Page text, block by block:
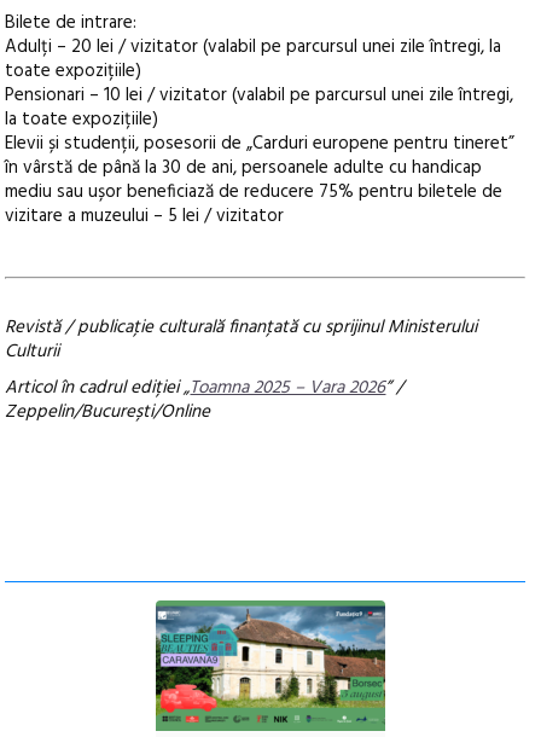
Bilete de intrare:
Adulți – 20 lei / vizitator (valabil pe parcursul unei zile întregi, la
toate expozițiile)
Pensionari – 10 lei / vizitator (valabil pe parcursul unei zile întregi,
la toate expozițiile)
Elevii și studenții, posesorii de „Carduri europene pentru tineret”
în vârstă de până la 30 de ani, persoanele adulte cu handicap
mediu sau ușor beneficiază de reducere 75% pentru biletele de
vizitare a muzeului – 5 lei / vizitator
Revistă / publicaţie culturală finanţată cu sprijinul Ministerului
Culturii
Articol în cadrul ediției „Toamna 2025 – Vara 2026” /
Zeppelin/București/Online